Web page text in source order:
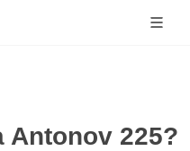
Antonov 225?